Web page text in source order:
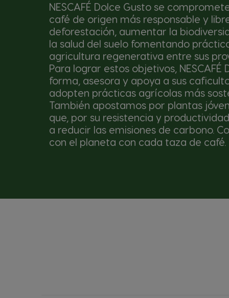
NESCAFÉ Dolce Gusto se
café de origen más responsable y
deforestación, aumentar la
la salud del suelo fomentando
agricultura regenerativa entre sus
Para lograr estos objetivos, NESCAFÉ
forma, asesora y apoya a sus
adopten prácticas agrícolas más
También apostamos por plantas
que, por su resistencia y
a reducir las emisiones de carbono.
con el planeta con cada taza de café.